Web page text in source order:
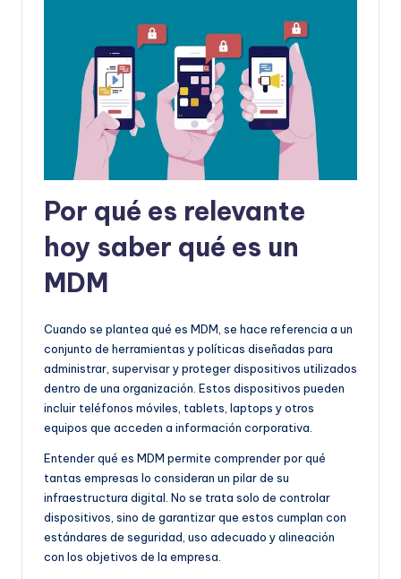
Por qué es relevante
hoy saber qué es un
MDM
Cuando se plantea qué es MDM, se hace referencia a un
conjunto de herramientas y políticas diseñadas para
administrar, supervisar y proteger dispositivos utilizados
dentro de una organización. Estos dispositivos pueden
incluir teléfonos móviles, tablets, laptops y otros
equipos que acceden a información corporativa.
Entender qué es MDM permite comprender por qué
tantas empresas lo consideran un pilar de su
infraestructura digital. No se trata solo de controlar
dispositivos, sino de garantizar que estos cumplan con
estándares de seguridad, uso adecuado y alineación
con los objetivos de la empresa.